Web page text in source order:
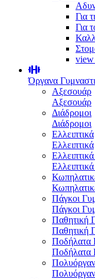
Για
Για
view
Όργανα
Αξεσουάρ
Αξεσουάρ
Διάδρομοι
Διάδρομοι
Ελλειπτικά
Ελλειπτικά
Πάγκοι
Πάγκοι
Παθητική
Παθητική
Ποδήλατα
Ποδήλατα